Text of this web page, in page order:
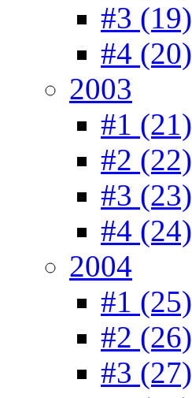
#3 (19)
#4 (20)
2003
#1 (21)
#2 (22)
#3 (23)
#4 (24)
2004
#1 (25)
#2 (26)
#3 (27)